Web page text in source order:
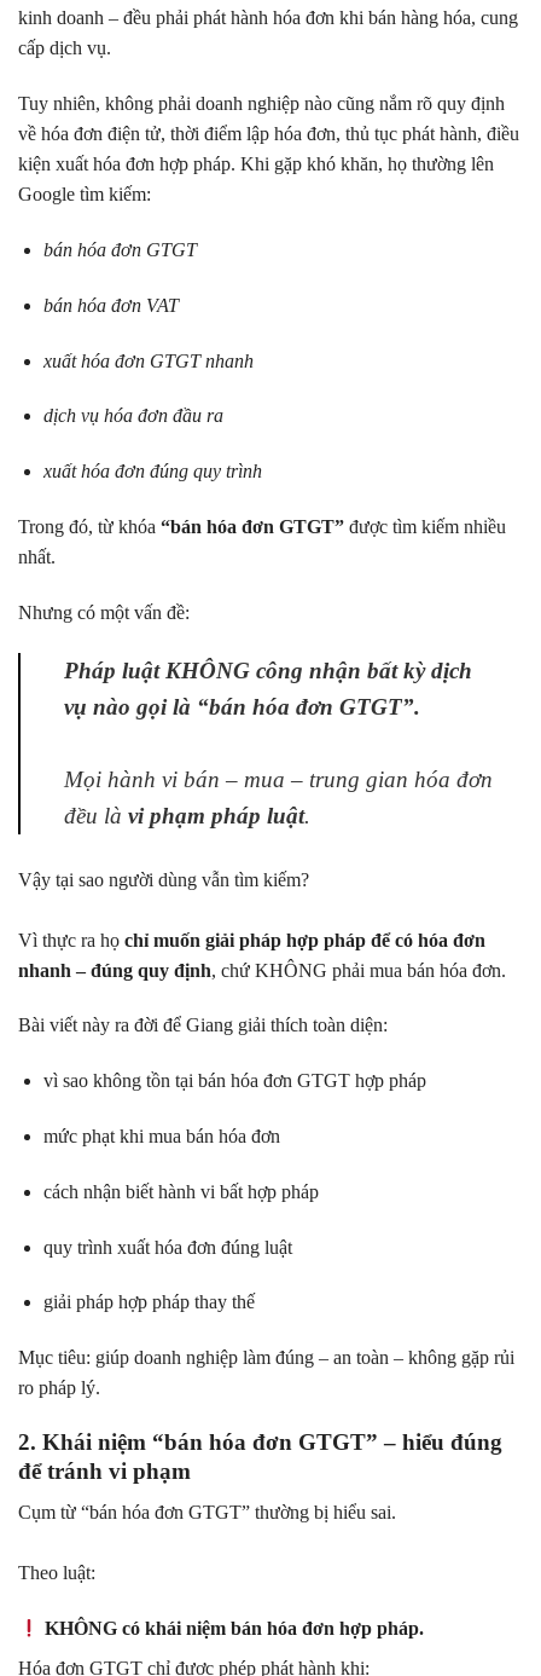
kinh doanh – đều phải phát hành hóa đơn khi bán hàng hóa, cung
cấp dịch vụ.
Tuy nhiên, không phải doanh nghiệp nào cũng nắm rõ quy định
về hóa đơn điện tử, thời điểm lập hóa đơn, thủ tục phát hành, điều
kiện xuất hóa đơn hợp pháp. Khi gặp khó khăn, họ thường lên
Google tìm kiếm:
bán hóa đơn GTGT
bán hóa đơn VAT
xuất hóa đơn GTGT nhanh
dịch vụ hóa đơn đầu ra
xuất hóa đơn đúng quy trình
Trong đó, từ khóa “bán hóa đơn GTGT” được tìm kiếm nhiều
nhất.
Nhưng có một vấn đề:
Pháp luật KHÔNG công nhận bất kỳ dịch
vụ nào gọi là “bán hóa đơn GTGT”.
Mọi hành vi bán – mua – trung gian hóa đơn
đều là vi phạm pháp luật.
Vậy tại sao người dùng vẫn tìm kiếm?
Vì thực ra họ chỉ muốn giải pháp hợp pháp để có hóa đơn
nhanh – đúng quy định, chứ KHÔNG phải mua bán hóa đơn.
Bài viết này ra đời để Giang giải thích toàn diện:
vì sao không tồn tại bán hóa đơn GTGT hợp pháp
mức phạt khi mua bán hóa đơn
cách nhận biết hành vi bất hợp pháp
quy trình xuất hóa đơn đúng luật
giải pháp hợp pháp thay thế
Mục tiêu: giúp doanh nghiệp làm đúng – an toàn – không gặp rủi
ro pháp lý.
2. Khái niệm “bán hóa đơn GTGT” – hiểu đúng
để tránh vi phạm
Cụm từ “bán hóa đơn GTGT” thường bị hiểu sai.
Theo luật:
KHÔNG có khái niệm bán hóa đơn hợp pháp.
Hóa đơn GTGT chỉ được phép phát hành khi: